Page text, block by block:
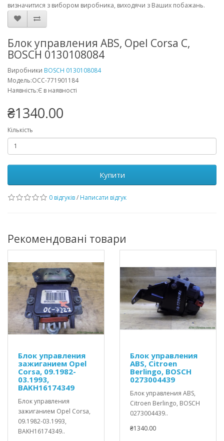
визначитися з вибором виробника, виходячи з Ваших побажань.
Блок управления ABS, Opel Corsa C,
BOSCH 0130108084
Виробники BOSCH 0130108084
Модель:OCC-771901184
Наявність:Є в наявності
₴1340.00
Кількість
Купити
0 відгуків/ Написати відгук
Рекомендовані товари
Блок управления
зажиганием Opel
Corsa, 09.1982-
03.1993,
BAKH16174349
Блок управления
зажиганием Opel Corsa,
09.1982-03.1993,
BAKH16174349..
Блок управления
ABS, Citroen
Berlingo, BOSCH
0273004439
Блок управления ABS,
Citroen Berlingo, BOSCH
0273004439..
₴1340.00